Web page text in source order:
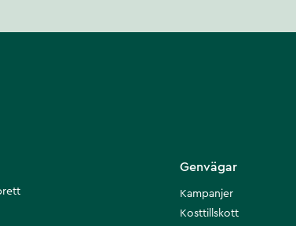
Genvägar
Kampanjer
Kosttillskott